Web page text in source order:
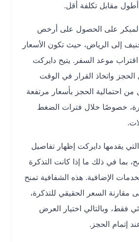
تكلفة أقل.
على الحصول على أرخص
الرياض، حيث تكون الأسعار
موعد السفر. يتيح دايركت
واتخاذ القرار في الوقت
الحجز بأسعار مرتفعة
خلال فترات الضغط
دايركت إظهار تفاصيل
في ذلك ما إذا كانت التذكرة
الإضافية. هذه الشفافية تمنح
السعر الحقيقي للتذكرة،
وبالتالي اختيار العرض
الحجز.